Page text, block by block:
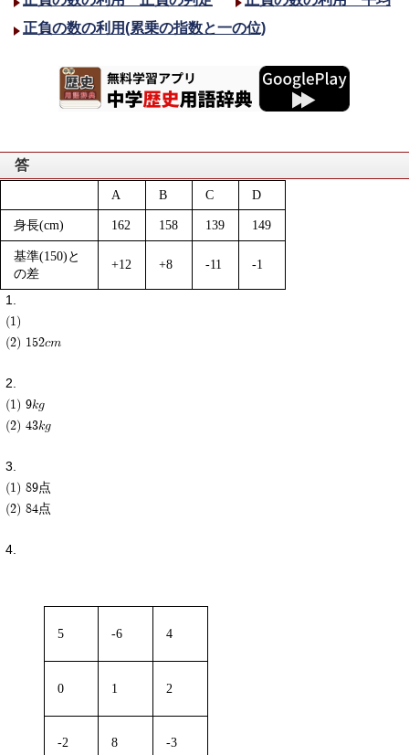
正負の数の利用(累乗の指数と一の位)
答
A B C D
身長(cm) 162 158 139 149
基準(150)と
の差
+12 +8 -11 -1
(1)
(2) 152cm
(1) 9kg
(2) 43kg
(1) 89点
(2) 84点
5 -6 4
0 1 2
-2 8 -3